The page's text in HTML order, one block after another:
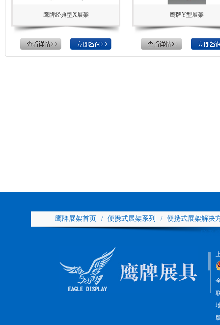
鹰牌经典型X展架 鹰牌Y型展架
鹰牌展架首页 / 便携式展架系列 /
便携式展架解决